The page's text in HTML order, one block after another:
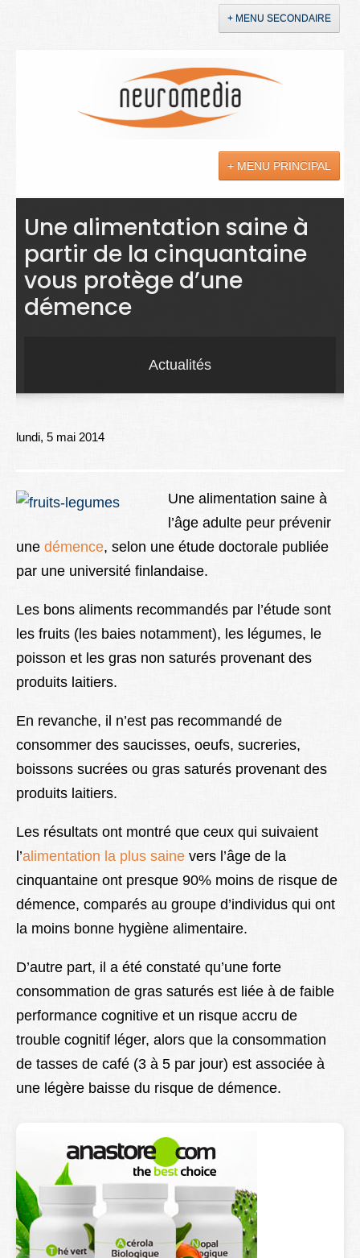
+ MENU SECONDAIRE
+ MENU PRINCIPAL
Actualités
Sciences
Maladies
Soins
Une alimentation saine à
partir de la cinquantaine
vous protège d’une
démence
Actualités
lundi, 5 mai 2014
Une alimentation saine à
l’âge adulte peur prévenir
une démence, selon une étude doctorale publiée
par une université finlandaise.
Les bons aliments recommandés par l’étude sont
les fruits (les baies notamment), les légumes, le
poisson et les gras non saturés provenant des
produits laitiers.
En revanche, il n’est pas recommandé de
consommer des saucisses, oeufs, sucreries,
boissons sucrées ou gras saturés provenant des
produits laitiers.
Les résultats ont montré que ceux qui suivaient
l’alimentation la plus saine vers l’âge de la
cinquantaine ont presque 90% moins de risque de
démence, comparés au groupe d’individus qui ont
la moins bonne hygiène alimentaire.
D’autre part, il a été constaté qu’une forte
consommation de gras saturés est liée à de faible
performance cognitive et un risque accru de
trouble cognitif léger, alors que la consommation
de tasses de café (3 à 5 par jour) est associée à
une légère baisse du risque de démence.